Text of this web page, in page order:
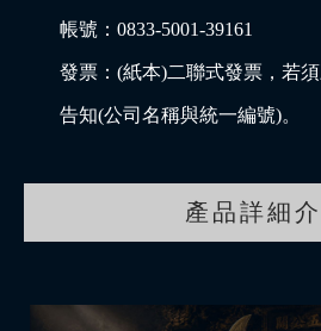
帳號：0833-5001-39161
發票：(紙本)二聯式發票，若
告知(公司名稱與統一編號)。
產品詳細